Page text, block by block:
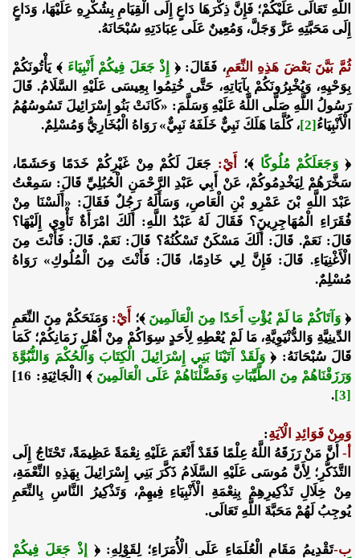
اللَّهِ تَعَالَى عَلَيْكُمْ؛ فَإِنَّ ذِكْرَهَا دَاعٍ إِلَى الْقِيَامِ بِشُكْرِهِ عَلَيْهَا، وَدَاعٍ
إِلَى مَحَبَّتِهِ عَزَّ وَجَلَّ، وَمُعِينٌ عَلَى عِبَادَتِهِ سُبْحَانَهُ.
ثُمَّ بَيَّنَ بَعْضَ هَذِهِ النِّعَمِ، فَقَالَ: ﴿ إِذْ جَعَلَ فِيكُمْ أَنْبِيَاءَ ﴾ يَأْتُونَكُمْ
بِوَحْيِهِ، وَيُخْبِرُونَكُمْ بِآيَاتِهِ، حَتَّى خُتِمُوا بِعِيسَى عَلَيْهِ السَّلَامُ. قَالَ
رَسُولُ اللَّهِ صَلَّى اللَّهُ عَلَيْهِ وَسَلَّمَ: «كَانَتْ بَنُو إِسْرَائِيلَ تَسُوسُهُمُ
الْأَنْبِيَاءُ[2] ، كُلَّمَا هَلَكَ نَبِيٌّ خَلَفَهُ نَبِيٌّ» رَوَاهُ الْبُخَارِيُّ وَمُسْلِمٌ.
﴿ وَجَعَلَكُمْ مُلُوكًا ﴾؛ أَيْ: جَعَلَ لَكُمْ مِنْ غَيْرِكُمْ خَدَمًا وَحَشَمًا،
سَخَّرَهُمْ لِيَخْدِمُوكُمْ، عَنْ أَبِي عَبْدِ الرَّحْمَنِ الْحُبُلِيِّ قَالَ: سَمِعْتُ
عَبْدَ اللَّهِ بْنَ عَمْرِو بْنِ الْعَاصِ، وَسَأَلَهُ رَجُلٌ فَقَالَ: «أَلَسْنَا مِنْ
فُقَرَاءِ الْمُهَاجِرِينَ؟ فَقَالَ لَهُ عَبْدُ اللَّهِ: أَلَكَ امْرَأَةٌ تَأْوِي إِلَيْهَا؟
قَالَ: نَعَمْ. قَالَ: أَلَكَ مَسْكَنٌ تَسْكُنُهُ؟ قَالَ: نَعَمْ. قَالَ: فَأَنْتَ مِنَ
الْأَغْنِيَاءِ. قَالَ: فَإِنَّ لِي خَادِمًا، قَالَ: فَأَنْتَ مِنَ الْمُلُوكِ» رَوَاهُ
مُسْلِمٌ.
﴿ وَآتَاكُمْ مَا لَمْ يُؤْتِ أَحَدًا مِنَ الْعَالَمِينَ ﴾؛ أَيْ: وَمَنَحَكُمْ مِنَ النِّعَمِ
الدِّينِيَّةِ وَالدُّنْيَوِيَّةِ، مَا لَمْ يُعْطِهِ لِأَحَدٍ سِوَاكُمْ مِنْ أَهْلِ زَمَانِكُمْ؛ كَمَا
قَالَ سُبْحَانَهُ: ﴿وَلَقَدْ آتَيْنَا بَنِي إِسْرَائِيلَ الْكِتَابَ وَالْحُكْمَ وَالنُّبُوَّةَ
وَرَزَقْنَاهُمْ مِنَ الطَّيِّبَاتِ وَفَضَّلْنَاهُمْ عَلَى الْعَالَمِينَ ﴾ [الْجَاثِيَةِ: 16]
[3]
.
وَمِنْ فَوَائِدِ الْآيَةِ:
أ- أَنَّ مَنْ رَزَقَهُ اللَّهُ عِلْمًا فَقَدْ أَنْعَمَ عَلَيْهِ نِعْمَةً عَظِيمَةً، تَحْتَاجُ إِلَى
التَّذَكُّرِ؛ لِأَنَّ مُوسَى عَلَيْهِ السَّلَامُ ذَكَّرَ بَنِي إِسْرَائِيلَ بِهَذِهِ النِّعْمَةِ،
مِنْ خِلَالِ تَذْكِيرِهِمْ بِنِعْمَةِ الْأَنْبِيَاءِ فِيهِمْ، وَتَذْكِيرُ النَّاسِ بِالنِّعَمِ
يُوجِبُ لَهُمْ مَحَبَّةَ اللَّهِ تَعَالَى.
ب-تَقْدِيمُ مَقَامِ الْعُلَمَاءِ عَلَى الْأُمَرَاءِ؛ لِقَوْلِهِ: ﴿
إِذْ جَعَلَ فِيكُمْ